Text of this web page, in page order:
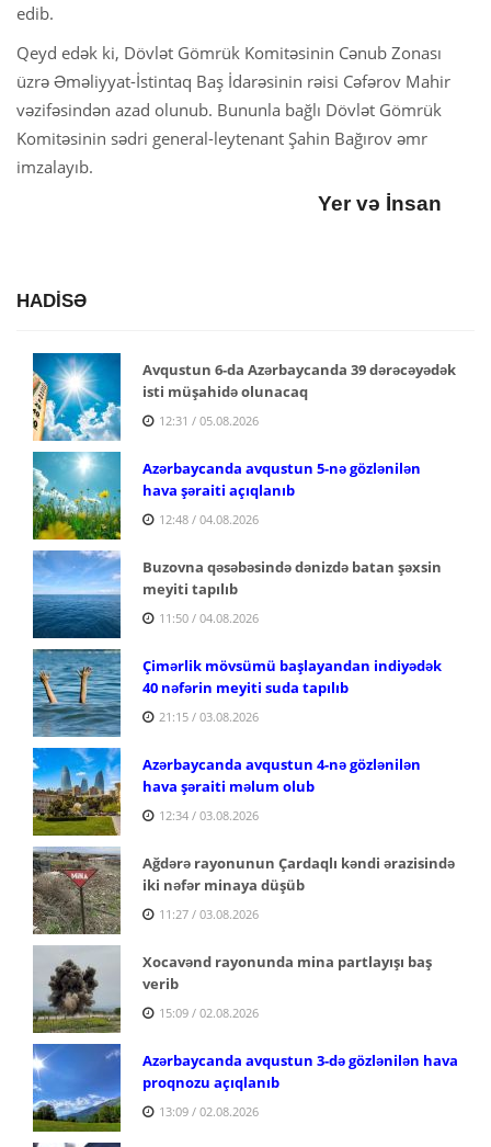
edib.
Qeyd edək ki, Dövlət Gömrük Komitəsinin Cənub Zonası
üzrə Əməliyyat-İstintaq Baş İdarəsinin rəisi Cəfərov Mahir
vəzifəsindən azad olunub. Bununla bağlı Dövlət Gömrük
Komitəsinin sədri general-leytenant Şahin Bağırov əmr
imzalayıb.
Yer və İnsan
HADİSƏ
Avqustun 6-da Azərbaycanda 39 dərəcəyədək
isti müşahidə olunacaq
12:31 / 05.08.2026
Azərbaycanda avqustun 5-nə gözlənilən
hava şəraiti açıqlanıb
12:48 / 04.08.2026
Buzovna qəsəbəsində dənizdə batan şəxsin
meyiti tapılıb
11:50 / 04.08.2026
Çimərlik mövsümü başlayandan indiyədək
40 nəfərin meyiti suda tapılıb
21:15 / 03.08.2026
Azərbaycanda avqustun 4-nə gözlənilən
hava şəraiti məlum olub
12:34 / 03.08.2026
Ağdərə rayonunun Çardaqlı kəndi ərazisində
iki nəfər minaya düşüb
11:27 / 03.08.2026
Xocavənd rayonunda mina partlayışı baş
verib
15:09 / 02.08.2026
Azərbaycanda avqustun 3-də gözlənilən hava
proqnozu açıqlanıb
13:09 / 02.08.2026